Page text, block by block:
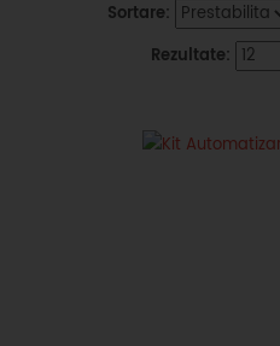
Sortare:
Rezultate: